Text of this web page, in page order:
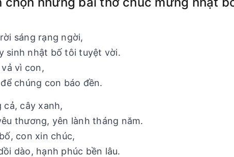
sáng rạng ngời,
sinh nhật bố tôi tuyệt vời.
vì con,
chúng con báo đền.
cả, cây xanh,
thương, yên lành tháng năm.
con xin chúc,
dào, hạnh phúc bền lâu.